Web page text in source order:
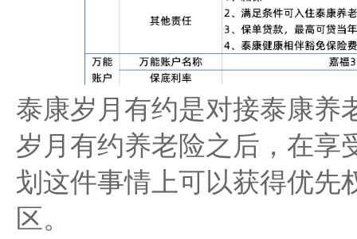
泰康岁月有约是对接泰康养
岁月有约养老险之后，在享
划这件事情上可以获得优先
区。